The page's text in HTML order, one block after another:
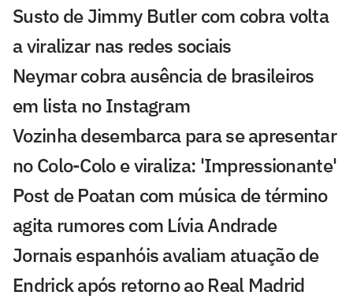
Susto de Jimmy Butler com cobra volta
a viralizar nas redes sociais
Neymar cobra ausência de brasileiros
em lista no Instagram
Vozinha desembarca para se apresentar
no Colo-Colo e viraliza: 'Impressionante'
Post de Poatan com música de término
agita rumores com Lívia Andrade
Jornais espanhóis avaliam atuação de
Endrick após retorno ao Real Madrid